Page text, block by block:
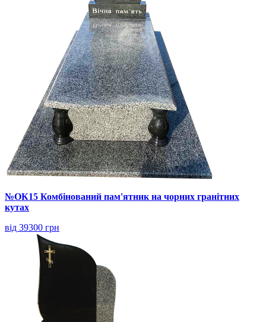
№ОК15 Комбінований пам'ятник на чорних гранітних
кутах
від 39300 грн